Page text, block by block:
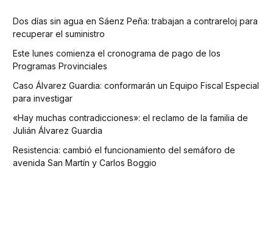
Dos días sin agua en Sáenz Peña: trabajan a contrareloj para
recuperar el suministro
Este lunes comienza el cronograma de pago de los
Programas Provinciales
Caso Álvarez Guardia: conformarán un Equipo Fiscal Especial
para investigar
«Hay muchas contradicciones»: el reclamo de la familia de
Julián Álvarez Guardia
Resistencia: cambió el funcionamiento del semáforo de
avenida San Martín y Carlos Boggio